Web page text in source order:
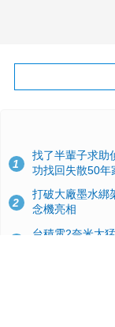
1
找了半輩子求助
功找回失散50年
2
打破大廠墨水綁
念機亮相
台積電2奈米太